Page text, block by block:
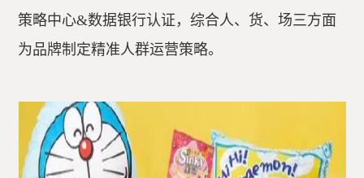
策略中心&数据银行认证，综合人、货、场三方面
为品牌制定精准人群运营策略。